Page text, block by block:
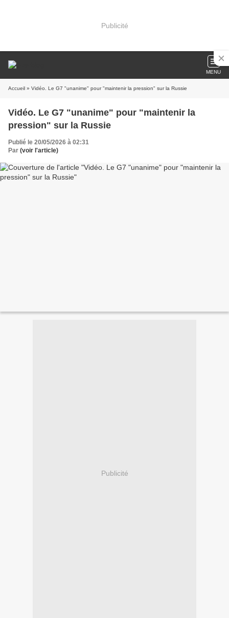
Publicité
MENU
Accueil » Vidéo. Le G7 "unanime" pour "maintenir la pression" sur la Russie
Vidéo. Le G7 "unanime" pour "maintenir la
pression" sur la Russie
Publié le 20/05/2026 à 02:31
Par (voir l'article)
Publicité